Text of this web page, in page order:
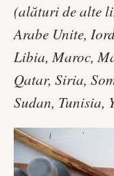
(alături de alte
Arabe Unite,
Libia, Maroc,
Qatar, Siria,
Sudan, Tunisia,